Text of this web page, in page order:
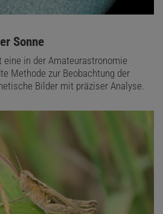
Sonne
in der Amateurastronomie
Methode zur Beobachtung der
Bilder mit präziser Analyse.